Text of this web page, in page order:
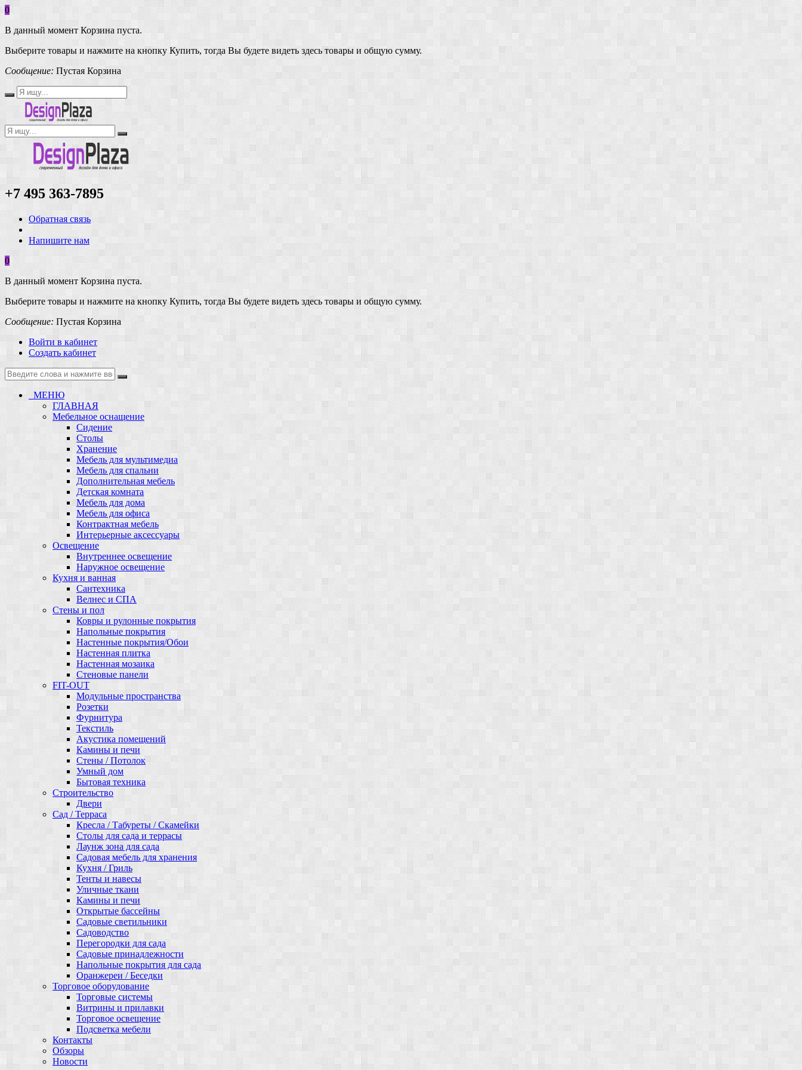
0
В данный момент Корзина пуста.
Выберите товары и нажмите на кнопку Купить, тогда Вы будете видеть здесь товары и общую сумму.
Сообщение: Пустая Корзина
+7 495 363-7895
Обратная связь
Напишите нам
0
В данный момент Корзина пуста.
Выберите товары и нажмите на кнопку Купить, тогда Вы будете видеть здесь товары и общую сумму.
Сообщение: Пустая Корзина
Войти в кабинет
Создать кабинет
МЕНЮ
ГЛАВНАЯ
Мебельное оснащение
Сидение
Столы
Хранение
Мебель для мультимедиа
Мебель для спальни
Дополнительная мебель
Детская комната
Мебель для дома
Мебель для офиса
Контрактная мебель
Интерьерные аксессуары
Освещение
Внутреннее освещение
Наружное освещение
Кухня и ванная
Сантехника
Велнес и СПА
Стены и пол
Ковры и рулонные покрытия
Напольные покрытия
Настенные покрытия/Обои
Настенная плитка
Настенная мозаика
Стеновые панели
FIT-OUT
Модульные пространства
Розетки
Фурнитура
Текстиль
Акустика помещений
Камины и печи
Стены / Потолок
Умный дом
Бытовая техника
Строительство
Двери
Сад / Терраса
Кресла / Табуреты / Скамейки
Столы для сада и террасы
Лаунж зона для сада
Садовая мебель для хранения
Кухня / Гриль
Тенты и навесы
Уличные ткани
Камины и печи
Открытые бассейны
Садовые светильники
Садоводство
Перегородки для сада
Садовые принадлежности
Напольные покрытия для сада
Оранжереи / Беседки
Торговое оборудование
Торговые системы
Витрины и прилавки
Торговое освещение
Подсветка мебели
Контакты
Обзоры
Новости